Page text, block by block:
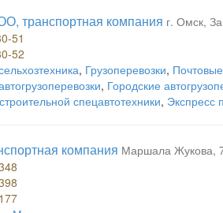
транспортная компания г. Омск,
51
52
, Грузоперевозки,
, Городские
спецавтотехники, Экспресс
компания Маршала Жукова,